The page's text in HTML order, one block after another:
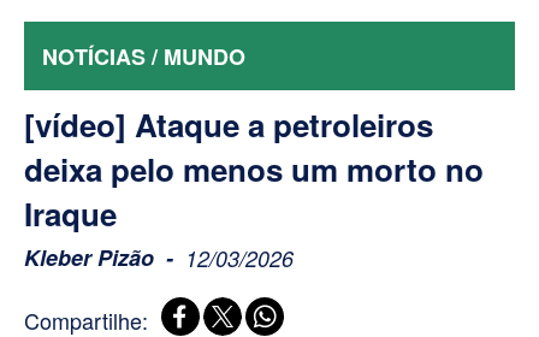
NOTÍCIAS / MUNDO
[vídeo] Ataque a petroleiros
deixa pelo menos um morto no
Iraque
Kleber Pizão 12/03/2026
Compartilhe: